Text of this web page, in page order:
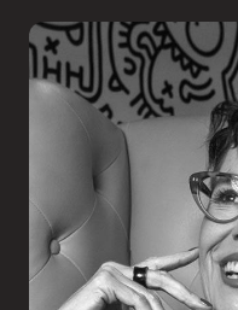
Academias